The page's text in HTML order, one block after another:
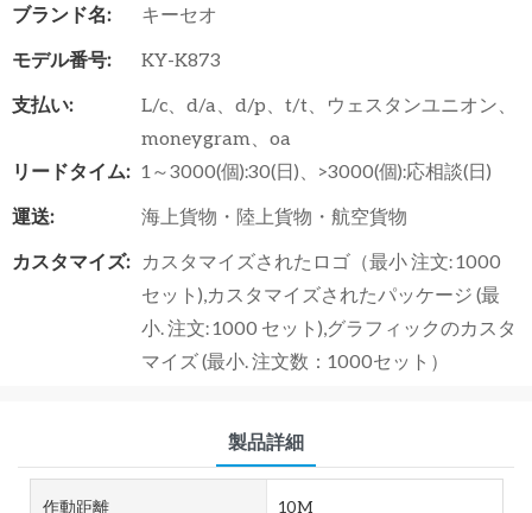
ブランド名:
キーセオ
モデル番号:
KY-K873
支払い:
L/c、d/a、d/p、t/t、ウェスタンユニオン、
moneygram、oa
リードタイム: 1～3000(個):30(日)、>3000(個):応相談(日)
運送:
海上貨物・陸上貨物・航空貨物
カスタマイズ:
カスタマイズされたロゴ（最小 注文: 1000
セット),カスタマイズされたパッケージ (最
小. 注文: 1000 セット),グラフィックのカスタ
マイズ (最小. 注文数：1000セット）
製品詳細
作動距離 10M